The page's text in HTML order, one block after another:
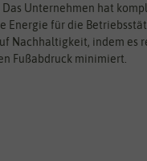
Unternehmen hat
Energie für die
Nachhaltigkeit, indem es
Fußabdruck minimiert.